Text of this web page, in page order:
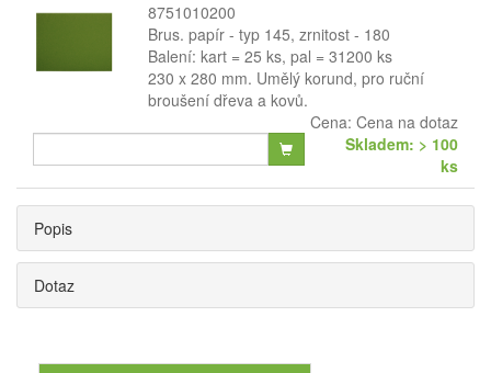
8751010200
Brus. papír - typ 145, zrnitost - 180
Balení: kart = 25 ks, pal = 31200 ks
230 x 280 mm. Umělý korund, pro ruční
broušení dřeva a kovů.
Cena: Cena na dotaz
Skladem: > 100
ks
Popis
Dotaz